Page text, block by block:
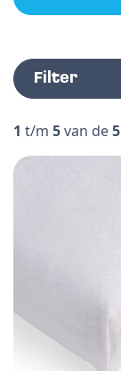
Filter
1 t/m 5van de5